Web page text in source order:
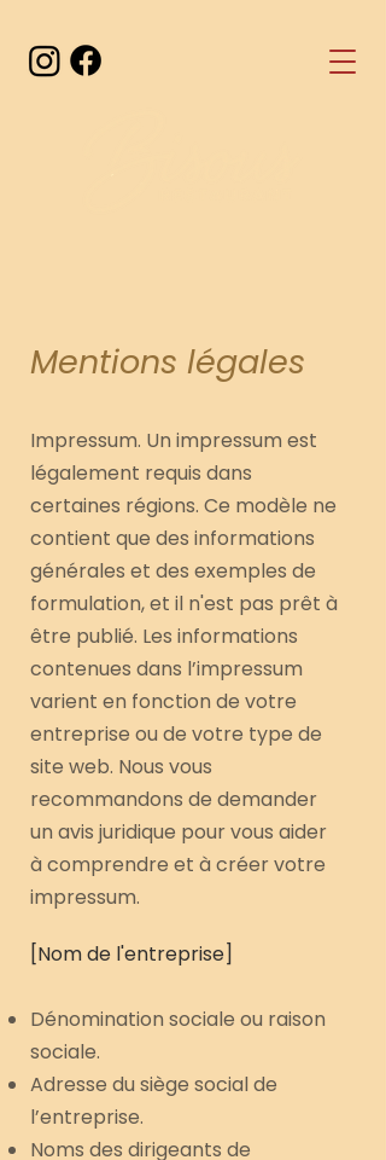
Mentions légales
Impressum. Un impressum est
légalement requis dans
certaines régions. Ce modèle ne
contient que des informations
générales et des exemples de
formulation, et il n'est pas prêt à
être publié. Les informations
contenues dans l’impressum
varient en fonction de votre
entreprise ou de votre type de
site web. Nous vous
recommandons de demander
un avis juridique pour vous aider
à comprendre et à créer votre
impressum.
[Nom de l'entreprise]
Dénomination sociale ou raison
sociale.
Adresse du siège social de
l’entreprise.
Noms des dirigeants de